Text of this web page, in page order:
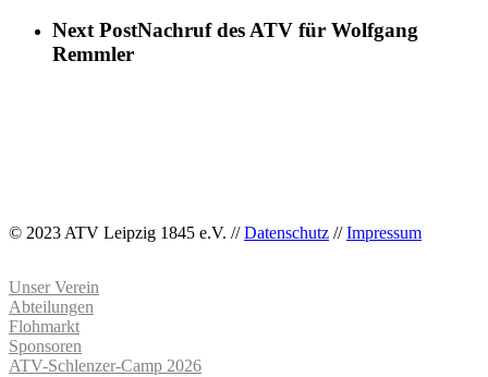
Next PostNachruf des ATV für Wolfgang
Remmler
© 2023 ATV Leipzig 1845 e.V. //Datenschutz //Impressum
Unser Verein
Abteilungen
Flohmarkt
Sponsoren
ATV-Schlenzer-Camp 2026